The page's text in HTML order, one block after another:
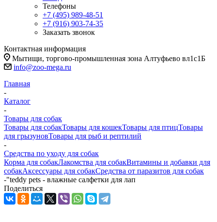
Телефоны
+7 (495) 989-48-51
+7 (916) 903-74-35
Заказать звонок
Контактная информация
Мытищи, торгово-промышленная зона Алтуфьево вл1с1Б
info@zoo-mega.ru
Главная
-
Каталог
-
Товары для собак
Товары для собакТовары для кошекТовары для птицТовары
для грызуновТовары для рыб и рептилий
-
Средства по уходу для собак
Корма для собакЛакомства для собакВитамины и добавки для
собакАксессуары для собакСредства от паразитов для собак
-"teddy pets - влажные салфетки для лап
Поделиться